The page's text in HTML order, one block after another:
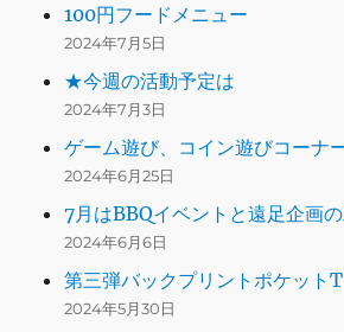
100円フードメニュー
2024年7月5日
★今週の活動予定は
2024年7月3日
ゲーム遊び、コイン遊びコーナ
2024年6月25日
7月はBBQイベントと遠足企画
2024年6月6日
第三弾バックプリントポケットT
2024年5月30日